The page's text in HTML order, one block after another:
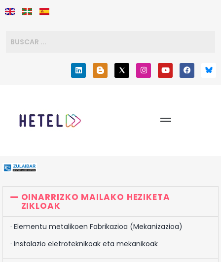
OINARRIZKO MAILAKO HEZIKETA
ZIKLOAK
· Elementu metalikoen Fabrikazioa (Mekanizazioa)
· Instalazio eletroteknikoak eta mekanikoak